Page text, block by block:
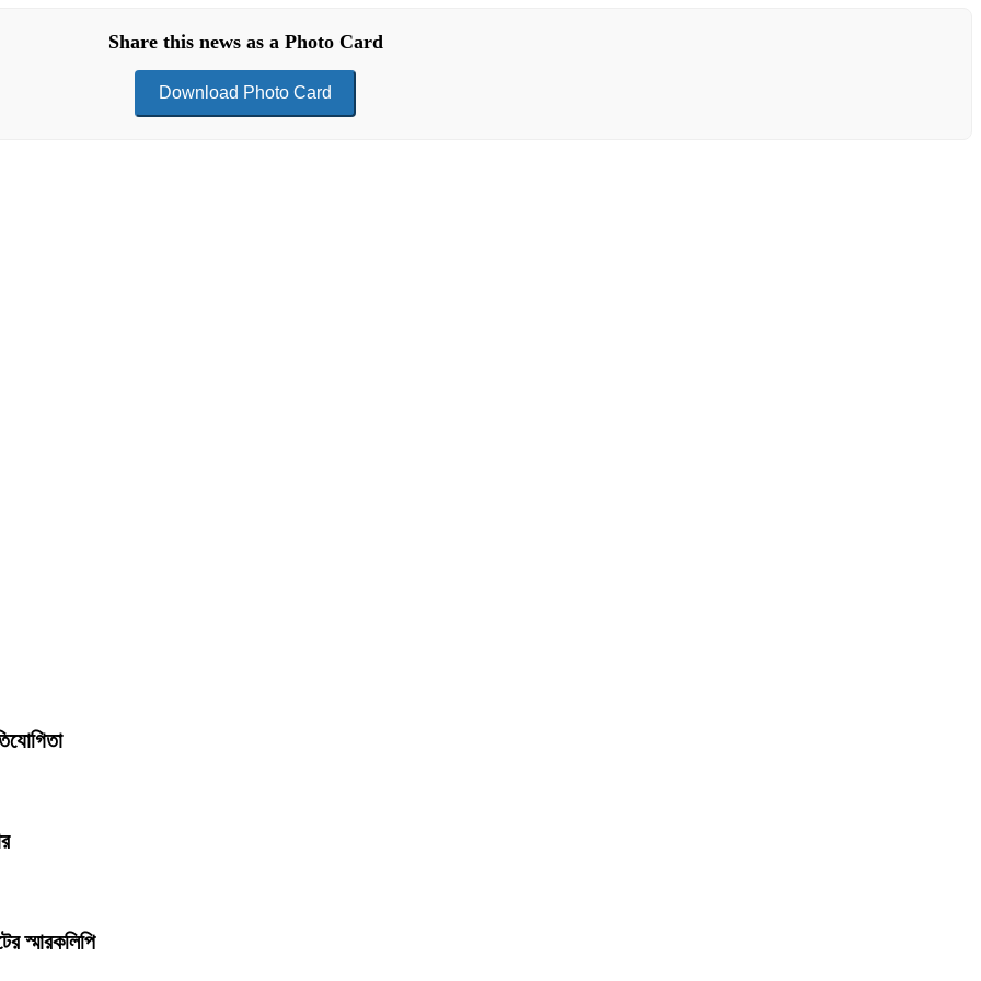
Share this news as a Photo Card
Download Photo Card
স্মারকলিপি